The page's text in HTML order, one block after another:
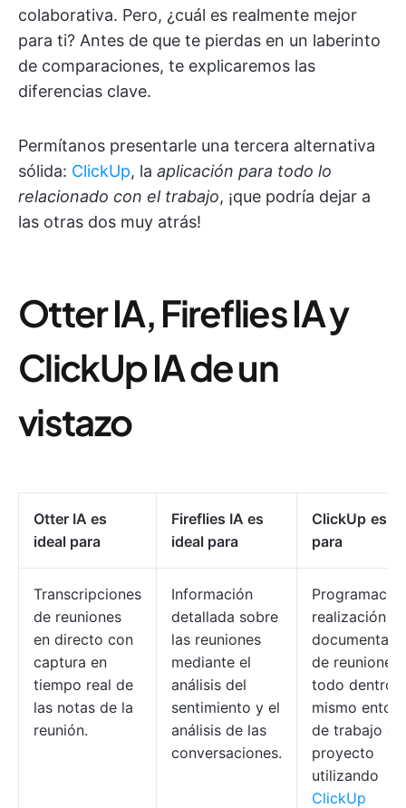
colaborativa. Pero, ¿cuál es realmente mejor
para ti? Antes de que te pierdas en un laberinto
de comparaciones, te explicaremos las
diferencias clave.
Permítanos presentarle una tercera alternativa
sólida: ClickUp, la aplicación para todo lo
relacionado con el trabajo, ¡que podría dejar a
las otras dos muy atrás!
Otter IA, Fireflies IA y
ClickUp IA de un
vistazo
Otter IA es
ideal para
Fireflies IA es
ideal para
ClickUp es
para
Transcripciones
de reuniones
en directo con
captura en
tiempo real de
las notas de la
reunión.
Información
detallada sobre
las reuniones
mediante el
análisis del
sentimiento y el
análisis de las
conversaciones.
realización y
de reuniones:
todo dentro
mismo
de trabajo
proyecto
utilizando
ClickUp